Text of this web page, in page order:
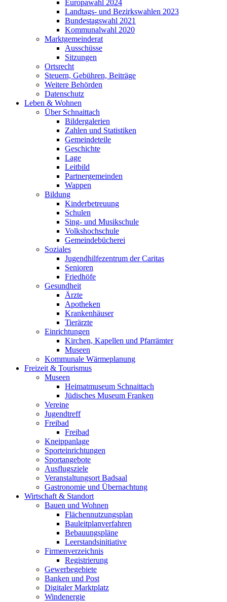
Europawahl 2024
Landtags- und Bezirkswahlen 2023
Bundestagswahl 2021
Kommunalwahl 2020
Marktgemeinderat
Ausschüsse
Sitzungen
Ortsrecht
Steuern, Gebühren, Beiträge
Weitere Behörden
Datenschutz
Leben & Wohnen
Über Schnaittach
Bildergalerien
Zahlen und Statistiken
Gemeindeteile
Geschichte
Lage
Leitbild
Partnergemeinden
Wappen
Bildung
Kinderbetreuung
Schulen
Sing- und Musikschule
Volkshochschule
Gemeindebücherei
Soziales
Jugendhilfezentrum der Caritas
Senioren
Friedhöfe
Gesundheit
Ärzte
Apotheken
Krankenhäuser
Tierärzte
Einrichtungen
Kirchen, Kapellen und Pfarrämter
Museen
Kommunale Wärmeplanung
Freizeit & Tourismus
Museen
Heimatmuseum Schnaittach
Jüdisches Museum Franken
Vereine
Jugendtreff
Freibad
Freibad
Kneippanlage
Sporteinrichtungen
Sportangebote
Ausflugsziele
Veranstaltungsort Badsaal
Gastronomie und Übernachtung
Wirtschaft & Standort
Bauen und Wohnen
Flächennutzungsplan
Bauleitplanverfahren
Bebauungspläne
Leerstandsinitiative
Firmenverzeichnis
Registrierung
Gewerbegebiete
Banken und Post
Digitaler Marktplatz
Windenergie